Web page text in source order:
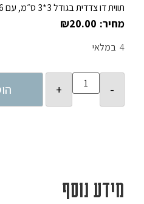
תווית דו צדדית בגודל 3*3 ס״מ, עם 6 מ״מ שוליים וקיפול אמצע.
₪20.00
4 במלאי
מידע נוסף